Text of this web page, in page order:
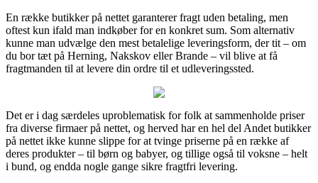
En række butikker på nettet garanterer fragt uden betaling, men
oftest kun ifald man indkøber for en konkret sum. Som alternativ
kunne man udvælge den mest betalelige leveringsform, der tit – om
du bor tæt på Herning, Nakskov eller Brande – vil blive at få
fragtmanden til at levere din ordre til et udleveringssted.
Det er i dag særdeles uproblematisk for folk at sammenholde priser
fra diverse firmaer på nettet, og herved har en hel del Andet butikker
på nettet ikke kunne slippe for at tvinge priserne på en række af
deres produkter – til børn og babyer, og tillige også til voksne – helt
i bund, og endda nogle gange sikre fragtfri levering.